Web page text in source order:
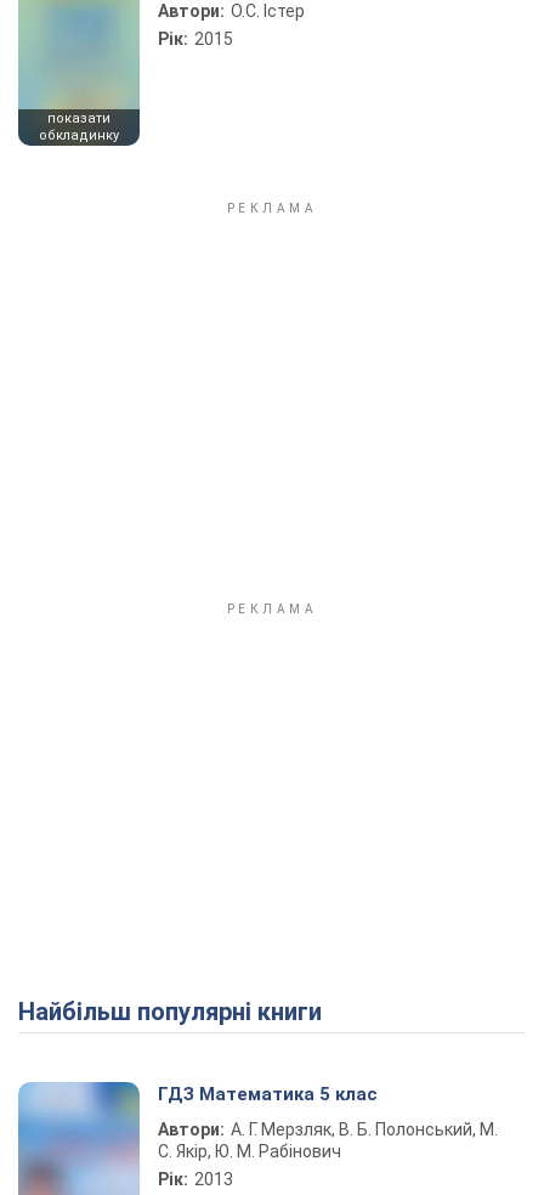
показати
обкладинку
Автори: О.С. Істер
Рік: 2015
Найбільш популярні книги
ГДЗ Математика 5 клас
Автори: А. Г. Мерзляк, В. Б. Полонський, М.
С. Якір, Ю. М. Рабінович
Рік: 2013